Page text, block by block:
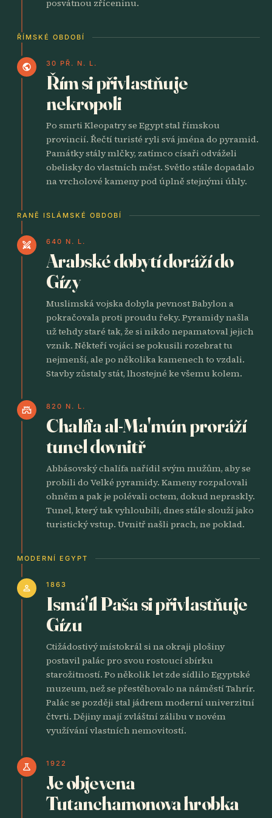
posvátnou zříceninu.
ŘÍMSKÉ OBDOBÍ
public 30 PŘ. N. L.
Řím si přivlastňuje
nekropoli
Po smrti Kleopatry se Egypt stal římskou
provincií. Řečtí turisté ryli svá jména do pyramid.
Památky stály mlčky, zatímco císaři odváželi
obelisky do vlastních měst. Světlo stále dopadalo
na vrcholové kameny pod úplně stejnými úhly.
RANĚ ISLÁMSKÉ OBDOBÍ
swords 640 N. L.
Arabské dobytí doráží do
Gízy
Muslimská vojska dobyla pevnost Babylon a
pokračovala proti proudu řeky. Pyramidy našla
už tehdy staré tak, že si nikdo nepamatoval jejich
vznik. Někteří vojáci se pokusili rozebrat tu
nejmenší, ale po několika kamenech to vzdali.
Stavby zůstaly stát, lhostejné ke všemu kolem.
castle 820 N. L.
Chalífa al-Ma'mún proráží
tunel dovnitř
Abbásovský chalífa nařídil svým mužům, aby se
probili do Velké pyramidy. Kameny rozpalovali
ohněm a pak je polévali octem, dokud nepraskly.
Tunel, který tak vyhloubili, dnes stále slouží jako
turistický vstup. Uvnitř našli prach, ne poklad.
MODERNÍ EGYPT
person 1863
Ismá'íl Paša si přivlastňuje
Gízu
Ctižádostivý místokrál si na okraji plošiny
postavil palác pro svou rostoucí sbírku
starožitností. Po několik let zde sídlilo Egyptské
muzeum, než se přestěhovalo na náměstí Tahrír.
Palác se později stal jádrem moderní univerzitní
čtvrti. Dějiny mají zvláštní zálibu v novém
využívání vlastních nemovitostí.
science 1922
Je objevena
Tutanchamonova hrobka